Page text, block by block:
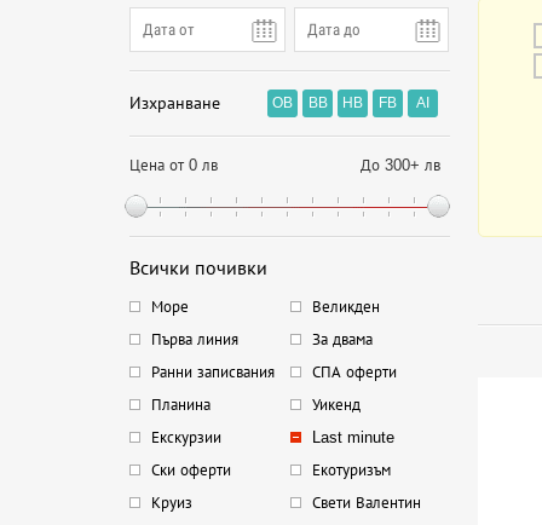
Изхранване OB BB HB FB AI
Цена от 0 лв До 300+ лв
Всички почивки
Море
Великден
Първа линия
За двама
Ранни записвания
СПА оферти
Планина
Уикенд
Екскурзии
Last minute
Ски оферти
Екотуризъм
Круиз
Свети Валентин